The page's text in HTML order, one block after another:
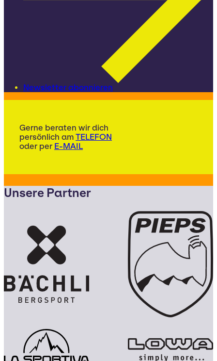
Newsletter abonnieren
Gerne beraten wir dich
persönlich am TELEFON
oder per E-MAIL
Unsere Partner